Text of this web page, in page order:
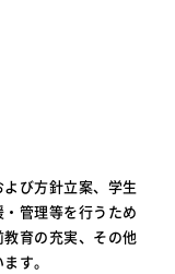
び方針立案、学生
管理等を行うため
育の充実、その他
す。